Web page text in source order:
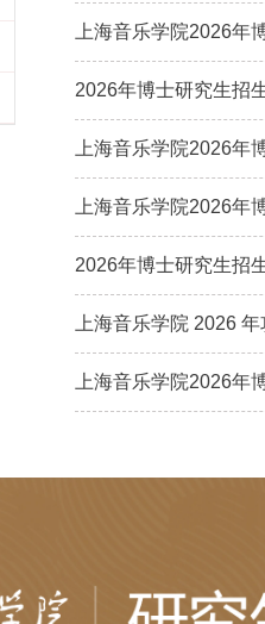
上海音乐学院2026年
2026年博士研究生招
上海音乐学院2026年
上海音乐学院2026年
2026年博士研究生招
上海音乐学院 2026
上海音乐学院2026年